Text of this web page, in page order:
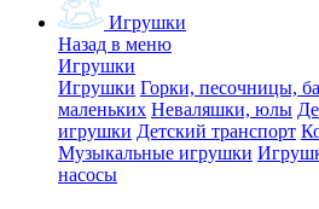
Игрушки
Назад в меню
Игрушки
Игрушки Горки, песочницы,
маленьких Неваляшки, юлы
игрушки Детский транспорт
Музыкальные игрушки
насосы